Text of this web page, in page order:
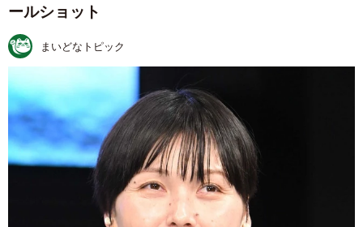
ールショット
まいどなトピック